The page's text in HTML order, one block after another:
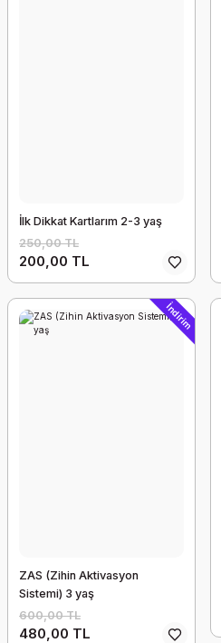
İlk Dikkat Kartlarım 2-3 yaş
250,00 TL
200,00 TL
İndirim
ZAS (Zihin Aktivasyon
Sistemi) 3 yaş
600,00 TL
480,00 TL